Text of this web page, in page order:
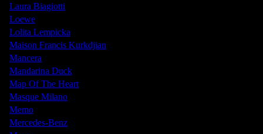
Laura Biagiotti
Loewe
Lolita Lempicka
Maison Francis Kurkdjian
Mancera
Mandarina Duck
Map Of The Heart
Masque Milano
Memo
Mercedes-Benz